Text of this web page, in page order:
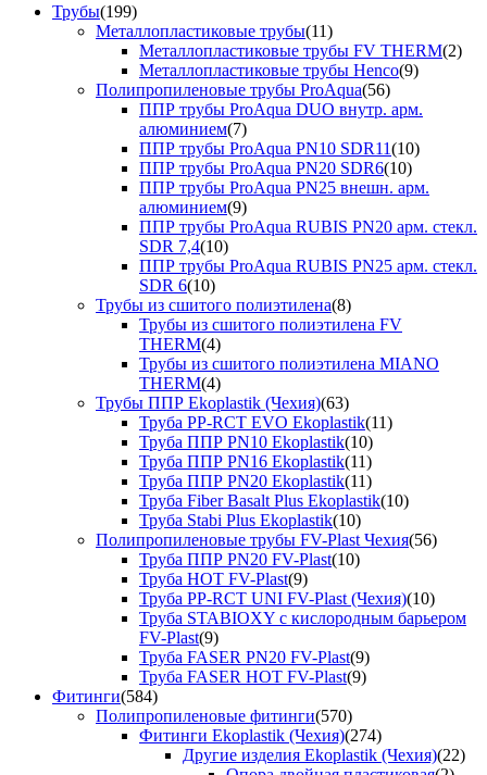
Трубы(199)
Металлопластиковые трубы(11)
Металлопластиковые трубы FV THERM(2)
Металлопластиковые трубы Henco(9)
Полипропиленовые трубы ProAqua(56)
ППР трубы ProAqua DUO внутр. арм.
алюминием(7)
ППР трубы ProAqua PN10 SDR11(10)
ППР трубы ProAqua PN20 SDR6(10)
ППР трубы ProAqua PN25 внешн. арм.
алюминием(9)
ППР трубы ProAqua RUBIS PN20 арм. стекл.
SDR 7,4(10)
ППР трубы ProAqua RUBIS PN25 арм. стекл.
SDR 6(10)
Трубы из сшитого полиэтилена(8)
Трубы из сшитого полиэтилена FV
THERM(4)
Трубы из сшитого полиэтилена MIANO
THERM(4)
Трубы ППР Ekoplastik (Чехия)(63)
Труба PP-RCT EVO Ekoplastik(11)
Труба ППР PN10 Ekoplastik(10)
Труба ППР PN16 Ekoplastik(11)
Труба ППР PN20 Ekoplastik(11)
Труба Fiber Basalt Plus Ekoplastik(10)
Труба Stabi Plus Ekoplastik(10)
Полипропиленовые трубы FV-Plast Чехия(56)
Труба ППР PN20 FV-Plast(10)
Труба HOT FV-Plast(9)
Труба PP-RCT UNI FV-Plast (Чехия)(10)
Труба STABIOXY с кислородным барьером
FV-Plast(9)
Труба FASER PN20 FV-Plast(9)
Труба FASER HOT FV-Plast(9)
Фитинги(584)
Полипропиленовые фитинги(570)
Фитинги Ekoplastik (Чехия)(274)
Другие изделия Ekoplastik (Чехия)(22)